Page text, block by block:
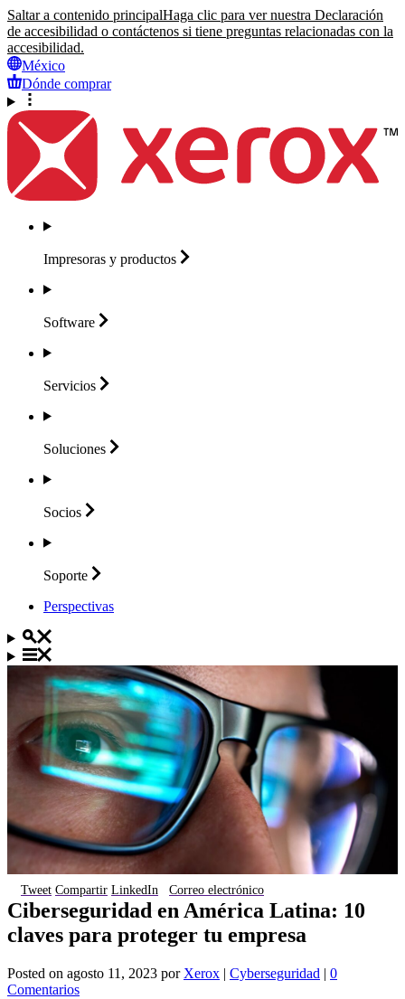
Saltar a contenido principalHaga clic para ver nuestra Declaración
de accesibilidad o contáctenos si tiene preguntas relacionadas con la
accesibilidad.
México
Dónde comprar
Impresoras y productos
Software
Servicios
Soluciones
Socios
Soporte
Perspectivas
Tweet Compartir LinkedIn Correo electrónico
Ciberseguridad en América Latina: 10
claves para proteger tu empresa
Posted on agosto 11, 2023 por Xerox | Cyberseguridad | 0
Comentarios